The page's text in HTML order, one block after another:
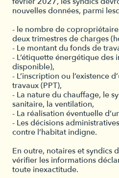
nouvelles données, parmi
- le nombre de
deux trimestres de charges
- Le montant du fonds de
- L’étiquette énergétique des
disponible),
- L’inscription ou l’existence
travaux (PPT),
- La nature du chauffage, le
sanitaire, la ventilation,
- La réalisation éventuelle
- Les décisions
contre l’habitat indigne.
En outre, notaires et syndics
vérifier les informations
toute inexactitude.